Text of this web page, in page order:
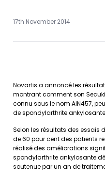
17th November 2014
Novartis a annoncé les
montrant comment son
connu sous le nom AIN457,
de spondylarthrite
Selon les résultats des essais
de 60 pour cent des patients
réalisé des améliorations
spondylarthrite ankylosante
soutenue par un an de